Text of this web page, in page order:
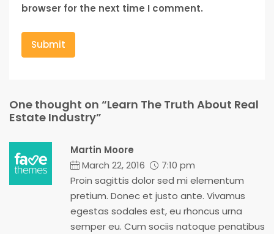
browser for the next time I comment.
One thought on “Learn The Truth About Real
Estate Industry”
Martin Moore
March 22, 2016
7:10 pm
Proin sagittis dolor sed mi elementum
pretium. Donec et justo ante. Vivamus
egestas sodales est, eu rhoncus urna
semper eu. Cum sociis natoque penatibus